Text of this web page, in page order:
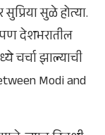
सुळे होत्या.
देशभरातील
चर्चा झाल्याची
Modi and